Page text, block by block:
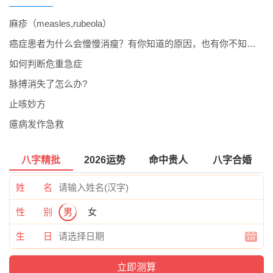
麻疹（measles,rubeola）
癌症患者为什么会慢慢消瘦？有你知道的原因，也有你不知道的
如何判断危重急症
脉搏消失了怎么办?
止咳妙方
癔病发作急救
八字精批 2026运势 命中贵人 八字合婚
姓 名
性 别 男 女
生 日